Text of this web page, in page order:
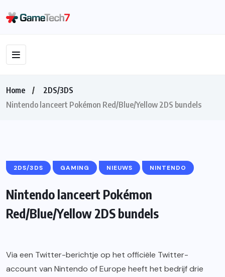
Home
2DS/3DS
Nintendo lanceert Pokémon Red/Blue/Yellow 2DS bundels
2DS/3DS GAMING NIEUWS NINTENDO
Nintendo lanceert Pokémon
Red/Blue/Yellow 2DS bundels
Via een Twitter-berichtje op het officiële Twitter-
account van Nintendo of Europe heeft het bedrijf drie